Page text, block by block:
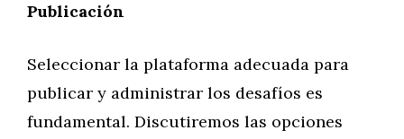
Publicación
Seleccionar la plataforma adecuada para
publicar y administrar los desafíos es
fundamental. Discutiremos las opciones